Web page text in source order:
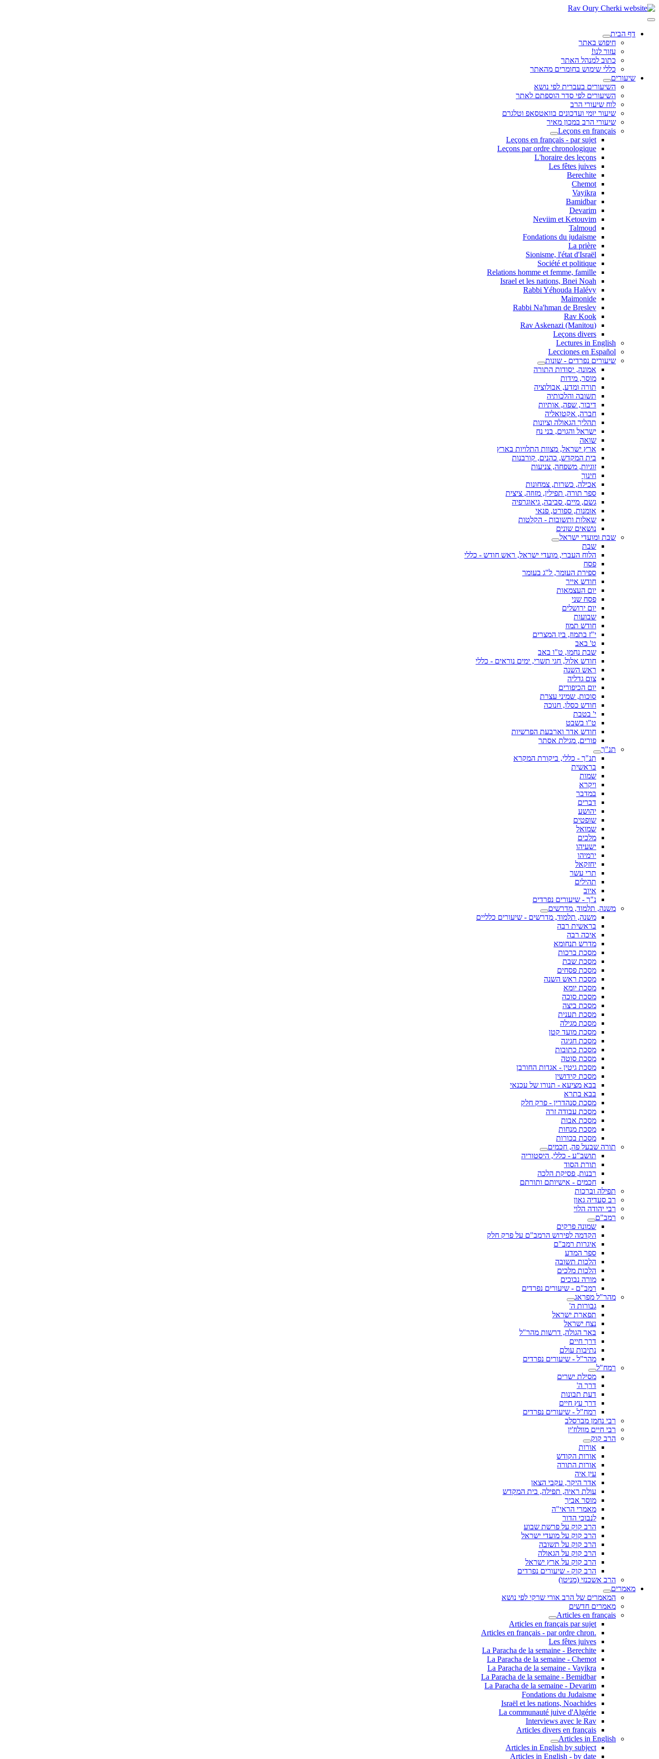
דף הבית
חיפוש באתר
עזור לנו!
כתוב למנהל האתר
כללי שימוש בחומרים מהאתר
שיעורים
השיעורים בעברית לפי נושא
השיעורים לפי סדר הוספתם לאתר
לוח שיעורי הרב
שיעור יומי ועדכונים בוואטסאפ וטלגרם
שיעורי הרב במכון מאיר
Leçons en français
Leçons en français - par sujet
Leçons par ordre chronologique
L'horaire des leçons
Les fêtes juives
Berechite
Chemot
Vayikra
Bamidbar
Devarim
Neviim et Ketouvim
Talmoud
Fondations du judaisme
La prière
Sionisme, l'état d'Israël
Société et politique
Relations homme et femme, famille
Israel et les nations, Bnei Noah
Rabbi Yéhouda Halévy
Maimonide
Rabbi Na'hman de Breslev
Rav Kook
(Rav Askenazi (Manitou
Leçons divers
Lectures in English
Lecciones en Español
שיעורים נפרדים - שונות
אמונה, יסודות התורה
מוסר, מידות
תורה ומדע, אבולוציה
תשובה והלכותיה
דיבור, שפה, אותיות
חברה, אקטואליה
תהליך הגאולה וציונות
ישראל והגוים, בני נח
שואה
ארץ ישראל, מצוות התלויות בארץ
בית המקדש, כהנים, קורבנות
זוגיות, משפחה, צניעות
חינוך
אכילה, כשרות, צמחונות
ספר תורה, תפילין, מזוזה, ציצית
גשם, מיים, סביבה, גיאוגרפיה
אומנות, ספורט, פנאי
שאלות ותשובות - הקלטות
נושאים שונים
שבת ומועדי ישראל
שבת
הלוח העברי, מועדי ישראל, ראש חודש - כללי
פסח
ספירת העומר, ל"ג בעומר
חודש אייר
יום העצמאות
פסח שני
יום ירושלים
שבועות
חודש תמוז
י"ז בתמוז, בין המצרים
ט' באב
שבת נחמו, ט"ו באב
חודש אלול, חגי תשרי, ימים נוראים - כללי
ראש השנה
צום גדליה
יום הכיפורים
סוכות, שמיני עצרת
חודש כסלו, חנוכה
י' בטבת
ט"ו בשבט
חודש אדר וארבעת הפרשיות
פורים, מגילת אסתר
תנ"ך
תנ"ך - כללי, ביקורת המקרא
בראשית
שמות
ויקרא
במדבר
דברים
יהושע
שופטים
שמואל
מלכים
ישעיהו
ירמיהו
יחזקאל
תרי עשר
תהילים
איוב
נ"ך - שיעורים נפרדים
משנה, תלמוד, מדרשים
משנה, תלמוד, מדרשים - שיעורים כלליים
בראשית רבה
איכה רבה
מדרש תנחומא
מסכת ברכות
מסכת שבת
מסכת פסחים
מסכת ראש השנה
מסכת יומא
מסכת סוכה
מסכת ביצה
מסכת תענית
מסכת מגילה
מסכת מועד קטן
מסכת חגיגה
מסכת כתובות
מסכת סוטה
מסכת גיטין - אגדות החורבן
מסכת קידושין
בבא מציעא - תנורו של עכנאי
בבא בתרא
מסכת סנהדרין - פרק חלק
מסכת עבודה זרה
מסכת אבות
מסכת מנחות
מסכת בכורות
תורה שבעל פה, חכמים
תושב"ע - כללי, היסטוריה
תורת הסוד
רבנות, פסיקת הלכה
חכמים - אישיותם ותורתם
תפילה וברכות
רב סעדיה גאון
רבי יהודה הלוי
רמב"ם
שמונה פרקים
הקדמה לפירוש הרמב"ם על פרק חלק
איגרות רמב"ם
ספר המדע
הלכות תשובה
הלכות מלכים
מורה נבוכים
רמב"ם - שיעורים נפרדים
מהר"ל מפראג
גבורות ה'
תפארת ישראל
נצח ישראל
באר הגולה, דרשות מהר"ל
דרך חיים
נתיבות עולם
מהר"ל - שיעורים נפרדים
רמח"ל
מסילת ישרים
דרך ה'
דעת תבונות
דרך עץ חיים
רמח"ל - שיעורים נפרדים
רבי נחמן מברסלב
רבי חיים מוולוז'ין
הרב קוק
אורות
אורות הקודש
אורות התורה
עין איה
אדר היקר, עקבי הצאן
עולת ראיה, תפילה, בית המקדש
מוסר אביך
מאמרי הראי"ה
לנבוכי הדור
הרב קוק על פרשת שבוע
הרב קוק על מועדי ישראל
הרב קוק על תשובה
הרב קוק על הגאולה
הרב קוק על ארץ ישראל
הרב קוק - שיעורים נפרדים
הרב אשכנזי (מניטו)
מאמרים
המאמרים של הרב אורי שרקי לפי נושא
מאמרים חדשים
Articles en français
Articles en français par sujet
.Articles en français - par ordre chron
Les fêtes juives
La Paracha de la semaine - Berechite
La Paracha de la semaine - Chemot
La Paracha de la semaine - Vayikra
La Paracha de la semaine - Bemidbar
La Paracha de la semaine - Devarim
Fondations du Judaisme
Israël et les nations, Noachides
La communauté juive d'Algérie
Interviews avec le Rav
Articles divers en français
Articles in English
Articles in English by subject
Articles in English - by date